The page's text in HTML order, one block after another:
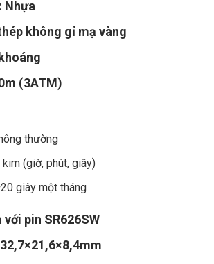
Nhựa
không gỉ mạ vàng
(3ATM)
thường
(giờ, phút, giây)
giây một tháng
với pin SR626SW